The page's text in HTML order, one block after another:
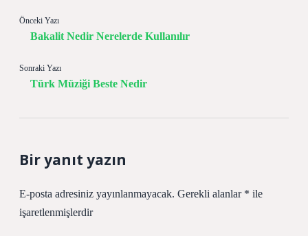
Önceki Yazı
Bakalit Nedir Nerelerde Kullanılır
Sonraki Yazı
Türk Müziği Beste Nedir
Bir yanıt yazın
E-posta adresiniz yayınlanmayacak. Gerekli alanlar * ile
işaretlenmişlerdir